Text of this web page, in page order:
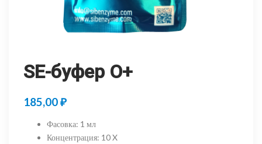
SE-буфер O+
185,00₽
Фасовка: 1 мл
Концентрация: 10 X